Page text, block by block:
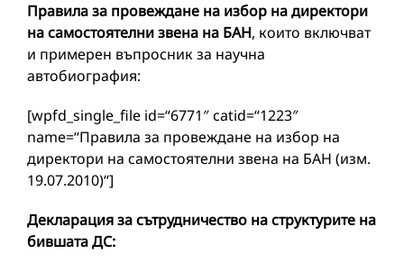
Правила за провеждане на избор на директори
на самостоятелни звена на БАН, които включват
и примерен въпросник за научна
автобиография:
[wpfd_single_file id=“6771″ catid=“1223″
name=“Правила за провеждане на избор на
директори на самостоятелни звена на БАН (изм.
19.07.2010)“]
Декларация за сътрудничество на структурите на
бившата ДС: